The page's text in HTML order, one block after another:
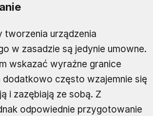
tworzenia urządzenia
w zasadzie są jedynie umowne.
wskazać wyraźne granice
dodatkowo często wzajemnie się
i zazębiają ze sobą. Z
odpowiednie przygotowanie